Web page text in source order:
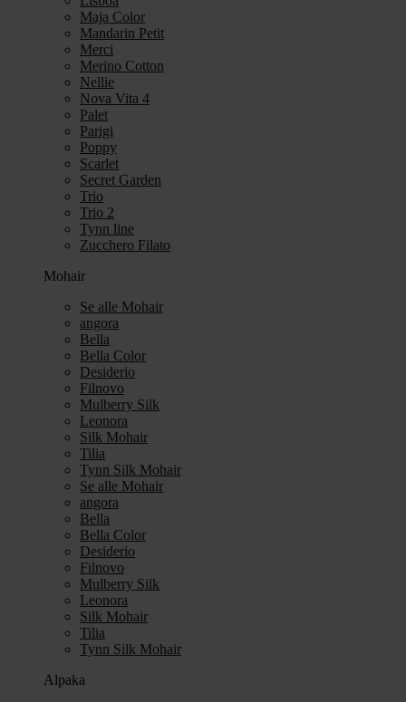
Maja Color
Mandarin Petit
Merci
Merino Cotton
Nellie
Nova Vita 4
Palet
Parigi
Poppy
Scarlet
Secret Garden
Trio
Trio 2
Tynn line
Zucchero Filato
Mohair
Se alle Mohair
angora
Bella
Bella Color
Desiderio
Filnovo
Mulberry Silk
Leonora
Silk Mohair
Tilia
Tynn Silk Mohair
Se alle Mohair
angora
Bella
Bella Color
Desiderio
Filnovo
Mulberry Silk
Leonora
Silk Mohair
Tilia
Tynn Silk Mohair
Alpaka